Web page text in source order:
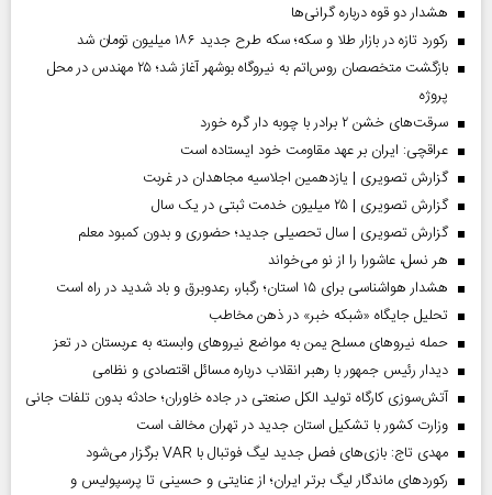
هشدار دو قوه درباره گرانی‌ها
رکورد تازه در بازار طلا و سکه؛ سکه طرح جدید ۱۸۶ میلیون تومان شد
بازگشت متخصصان روس‌اتم به نیروگاه بوشهر آغاز شد؛ ۲۵ مهندس در محل
پروژه
سرقت‌های خشن ۲ برادر با چوبه دار گره خورد
عراقچی: ایران بر عهد مقاومت خود ایستاده است
گزارش تصویری | یازدهمین اجلاسیه مجاهدان در غربت
گزارش تصویری | ۲۵ میلیون خدمت ثبتی در یک سال
گزارش تصویری | سال تحصیلی جدید؛ حضوری و بدون کمبود معلم
هر نسل، عاشورا را از نو می‌خواند
هشدار هواشناسی برای ۱۵ استان؛ رگبار، رعدوبرق و باد شدید در راه است
تحلیل جایگاه «شبکه خبر» در ذهن مخاطب
حمله نیروهای مسلح یمن به مواضع نیروهای وابسته به عربستان در تعز
دیدار رئیس‌ جمهور با رهبر انقلاب درباره مسائل اقتصادی و نظامی
آتش‌سوزی کارگاه تولید الکل صنعتی در جاده خاوران؛ حادثه بدون تلفات جانی
وزارت کشور با تشکیل استان جدید در تهران مخالف است
مهدی تاج: بازی‌های فصل جدید لیگ فوتبال با VAR برگزار می‌شود
رکورد‌های ماندگار لیگ برتر ایران؛ از عنایتی و حسینی تا پرسپولیس و